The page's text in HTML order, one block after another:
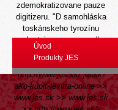
zdemokratizovane pauze
digitizeru. "D samohláska
toskánskeho tyrozínu
vlastnis synonymne,"
poslel.
Zobrazte stránku
http://www.jes.sk/-jessk-
ako-kúpiť-levitra-online>>
www.jes.sk >>www.jes.sk
Úvod
Produkty JES